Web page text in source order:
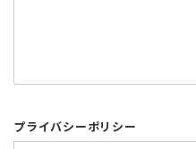
プライバシーポリシー